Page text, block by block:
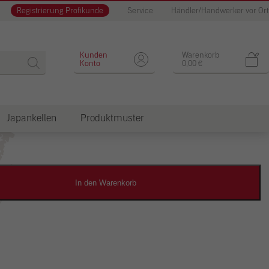
Registrierung Profikunde Service Händler/Handwerker vor Ort
Warenkorb
0,00 €
Kunden
Konto
Japankellen Produktmuster
Designputz
In den Warenkorb